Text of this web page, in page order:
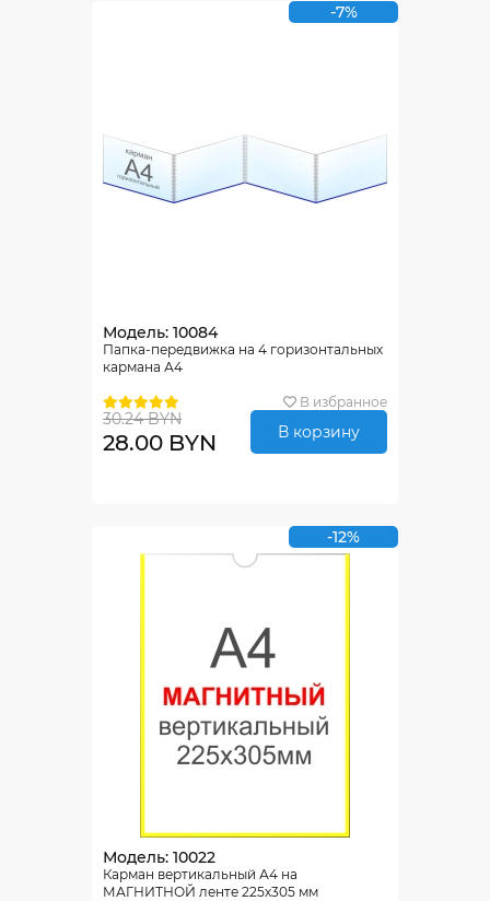
-7%
Модель: 10084
Папка-передвижка на 4 горизонтальных
кармана А4
В избранное
30.24 BYN
28.00 BYN В корзину
-12%
Модель: 10022
Карман вертикальный А4 на
МАГНИТНОЙ ленте 225х305 мм